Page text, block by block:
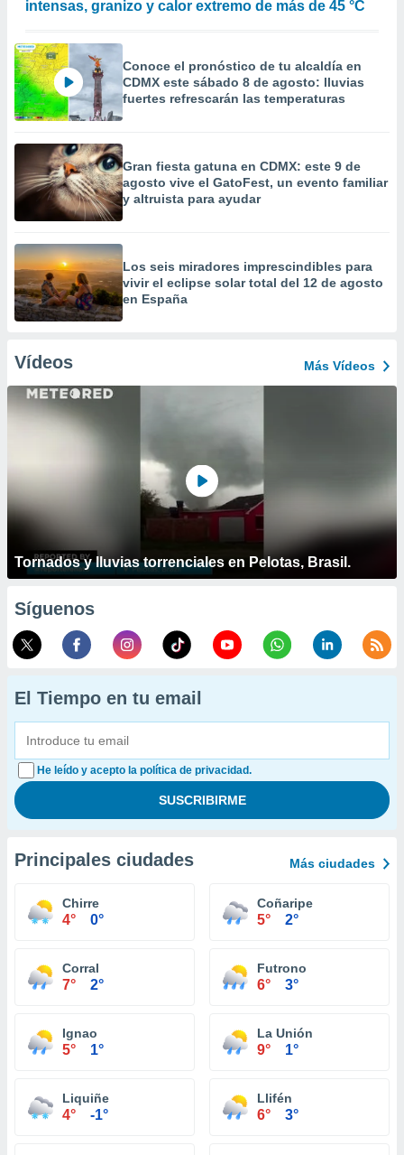
intensas, granizo y calor extremo de más de 45 °C
Conoce el pronóstico de tu alcaldía en
CDMX este sábado 8 de agosto: lluvias
fuertes refrescarán las temperaturas
Gran fiesta gatuna en CDMX: este 9 de
agosto vive el GatoFest, un evento familiar
y altruista para ayudar
Los seis miradores imprescindibles para
vivir el eclipse solar total del 12 de agosto
en España
Vídeos Más Vídeos
Tornados y lluvias torrenciales en Pelotas, Brasil.
Síguenos
El Tiempo en tu email
He leído y acepto la política de privacidad.
Principales ciudades Más ciudades
Chirre
4° 0°
Coñaripe
5° 2°
Corral
7° 2°
Futrono
6° 3°
Ignao
5° 1°
La Unión
9° 1°
Liquiñe
4° -1°
Llifén
6° 3°